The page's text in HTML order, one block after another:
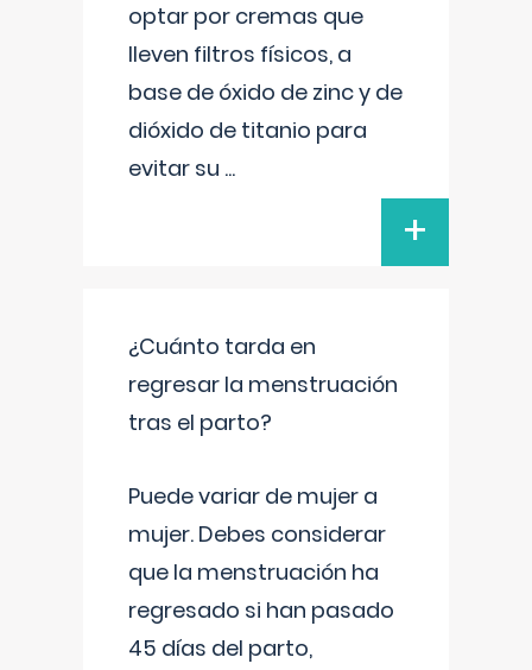
optar por cremas que
lleven filtros físicos, a
base de óxido de zinc y de
dióxido de titanio para
evitar su ...
+
¿Cuánto tarda en
regresar la menstruación
tras el parto?
Puede variar de mujer a
mujer. Debes considerar
que la menstruación ha
regresado si han pasado
45 días del parto,